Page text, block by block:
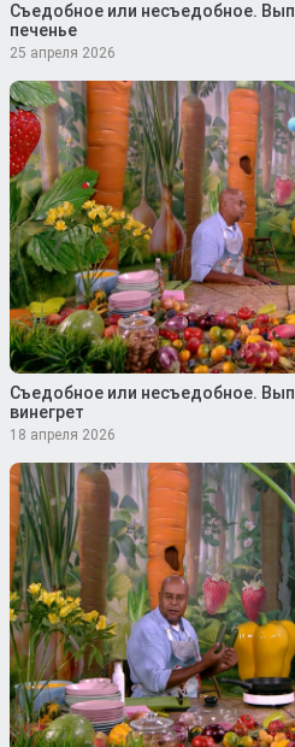
Съедобное или несъедобное.
печенье
25 апреля 2026
Съедобное или несъедобное.
винегрет
18 апреля 2026